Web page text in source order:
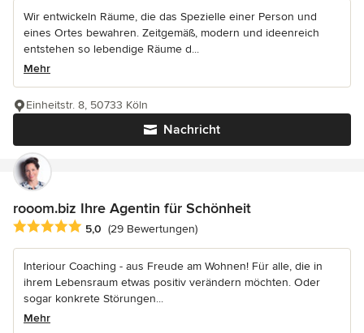
Wir entwickeln Räume, die das Spezielle einer Person und
eines Ortes bewahren. Zeitgemäß, modern und ideenreich
entstehen so lebendige Räume d...
Mehr
Nachricht
Einheitstr. 8, 50733 Köln
rooom.biz Ihre Agentin für Schönheit
Durchschnittliche Bewertung: 5 von 5 Sternen
5,0 (29 Bewertungen)
Interiour Coaching - aus Freude am Wohnen! Für alle, die in
ihrem Lebensraum etwas positiv verändern möchten. Oder
sogar konkrete Störungen...
Mehr